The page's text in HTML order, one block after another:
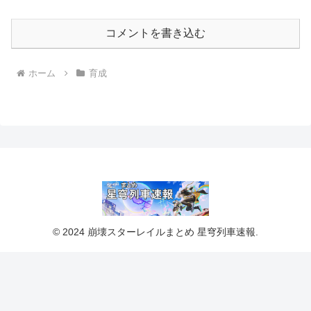
コメントを書き込む
ホーム 育成
© 2024 崩壊スターレイルまとめ 星穹列車速報.